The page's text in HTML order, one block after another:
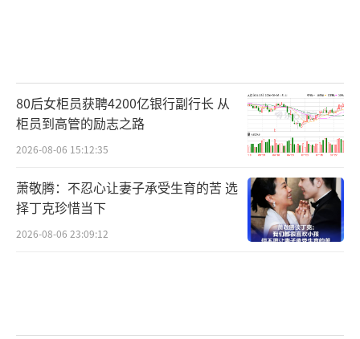
80后女柜员获聘4200亿银行副行长 从
柜员到高管的励志之路
2026-08-06 15:12:35
萧敬腾：不忍心让妻子承受生育的苦 选
择丁克珍惜当下
2026-08-06 23:09:12